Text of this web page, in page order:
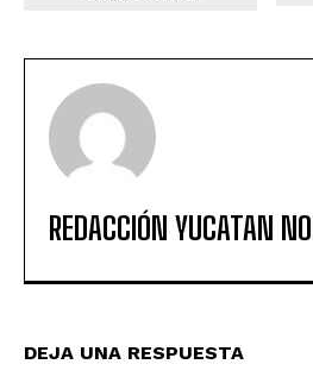
REDACCIÓN YUCATAN
DEJA UNA RESPUESTA